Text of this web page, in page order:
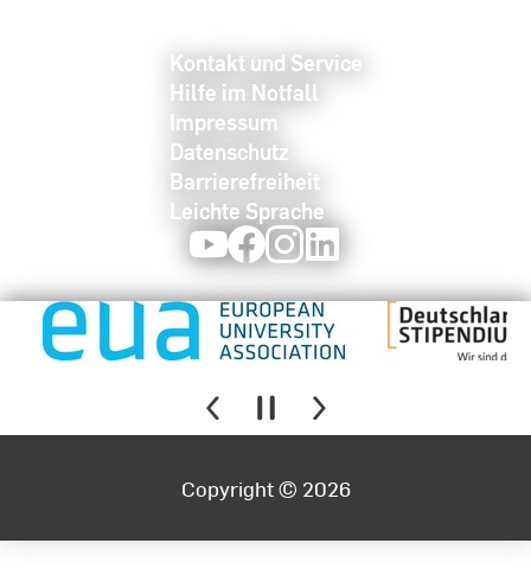
Kontakt und Service
Hilfe im Notfall
Impressum
Datenschutz
Barrierefreiheit
Leichte Sprache
YoutubeFacebookInstagram
Copyright © 2026